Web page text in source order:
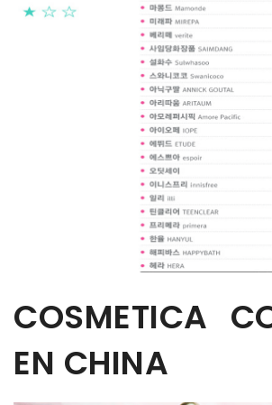
COSMETICA
EN CHINA